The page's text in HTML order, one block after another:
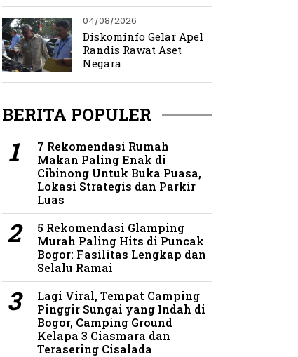
Terpadu
04/08/2026
Diskominfo Gelar Apel
Randis Rawat Aset
Negara
BERITA POPULER
7 Rekomendasi Rumah
Makan Paling Enak di
Cibinong Untuk Buka Puasa,
Lokasi Strategis dan Parkir
Luas
5 Rekomendasi Glamping
Murah Paling Hits di Puncak
Bogor: Fasilitas Lengkap dan
Selalu Ramai
Lagi Viral, Tempat Camping
Pinggir Sungai yang Indah di
Bogor, Camping Ground
Kelapa 3 Ciasmara dan
Terasering Cisalada